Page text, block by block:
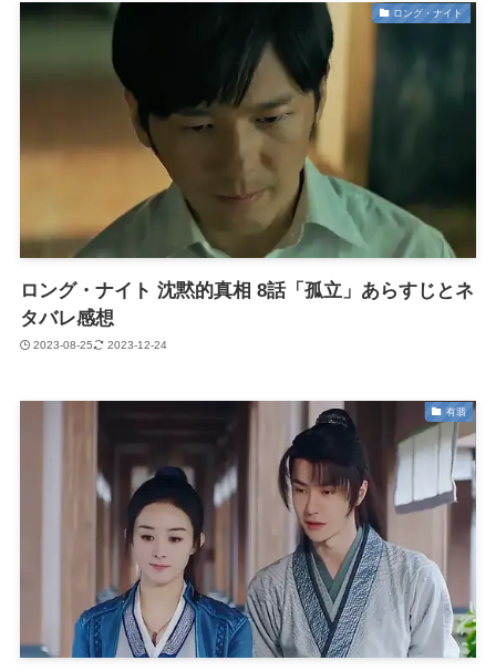
ロング・ナイト
ロング・ナイト 沈黙的真相 8話「孤立」あらすじとネ
タバレ感想
2023-08-25 2023-12-24
有翡